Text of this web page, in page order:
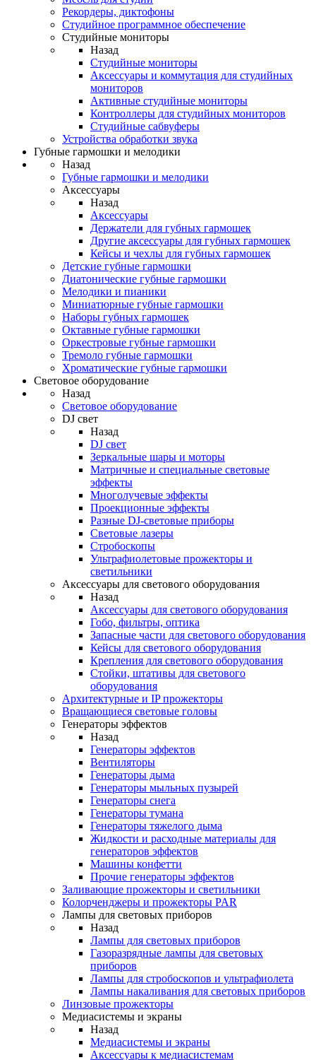
Рекордеры, диктофоны
Студийное программное обеспечение
Студийные мониторы
Назад
Студийные мониторы
Аксессуары и коммутация для студийных
мониторов
Активные студийные мониторы
Контроллеры для студийных мониторов
Студийные сабвуферы
Устройства обработки звука
Губные гармошки и мелодики
Назад
Губные гармошки и мелодики
Аксессуары
Назад
Аксессуары
Держатели для губных гармошек
Другие аксессуары для губных гармошек
Кейсы и чехлы для губных гармошек
Детские губные гармошки
Диатонические губные гармошки
Мелодики и пианики
Миниатюрные губные гармошки
Наборы губных гармошек
Октавные губные гармошки
Оркестровые губные гармошки
Тремоло губные гармошки
Хроматические губные гармошки
Световое оборудование
Назад
Световое оборудование
DJ свет
Назад
DJ свет
Зеркальные шары и моторы
Матричные и специальные световые
эффекты
Многолучевые эффекты
Проекционные эффекты
Разные DJ-световые приборы
Световые лазеры
Стробоскопы
Ультрафиолетовые прожекторы и
светильники
Аксессуары для светового оборудования
Назад
Аксессуары для светового оборудования
Гобо, фильтры, оптика
Запасные части для светового оборудования
Кейсы для светового оборудования
Крепления для светового оборудования
Стойки, штативы для светового
оборудования
Архитектурные и IP прожекторы
Вращающиеся световые головы
Генераторы эффектов
Назад
Генераторы эффектов
Вентиляторы
Генераторы дыма
Генераторы мыльных пузырей
Генераторы снега
Генераторы тумана
Генераторы тяжелого дыма
Жидкости и расходные материалы для
генераторов эффектов
Машины конфетти
Прочие генераторы эффектов
Заливающие прожекторы и светильники
Колорченджеры и прожекторы PAR
Лампы для световых приборов
Назад
Лампы для световых приборов
Газоразрядные лампы для световых
приборов
Лампы для стробоскопов и ультрафиолета
Лампы накаливания для световых приборов
Линзовые прожекторы
Медиасистемы и экраны
Назад
Медиасистемы и экраны
Аксессуары к медиасистемам